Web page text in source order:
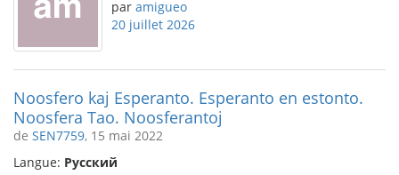
par amigueo
20 juillet 2026
Noosfero kaj Esperanto. Esperanto en estonto.
Noosfera Tao. Noosferantoj
de SEN7759, 15 mai 2022
Langue: Русский